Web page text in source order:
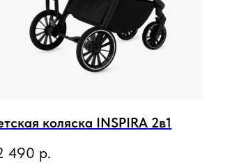
коляска INSPIRA 2в1
490 р.